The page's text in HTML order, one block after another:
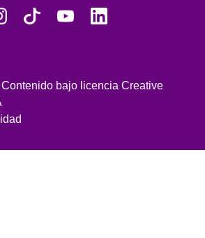
bajo licencia Creative